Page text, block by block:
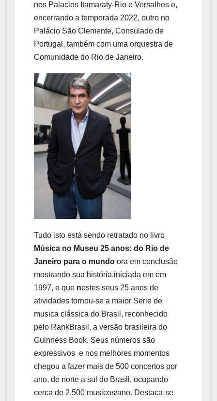
nos Palacios Itamaraty-Rio e Versalhes e,
encerrando a temporada 2022, outro no
Palácio São Clemente, Consulado de
Portugal, também com uma orquestra de
Comunidade do Rio de Janeiro.
Tudo isto está sendo retratado no livro
Música no Museu 25 anos: do Rio de
Janeiro para o mundo ora em conclusão
mostrando sua história,iniciada em em
1997, e que nestes seus 25 anos de
atividades tornou-se a maior Serie de
musica clássica do Brasil, reconhecido
pelo RankBrasil, a versão brasileira do
Guinness Book. Seus números são
expressivos e nos melhores momentos
chegou a fazer mais de 500 concertos por
ano, de norte a sul do Brasil, ocupando
cerca de 2.500 musicos/ano. Destaca-se